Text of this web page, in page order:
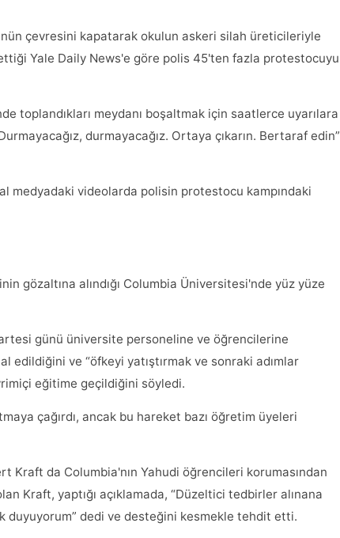
çevresini kapatarak okulun askeri silah üreticileriyle
Yale Daily News'e göre polis 45'ten fazla protestocuyu
toplandıkları meydanı boşaltmak için saatlerce uyarılara
durmayacağız. Ortaya çıkarın. Bertaraf edin”
medyadaki videolarda polisin protestocu kampındaki
gözaltına alındığı Columbia Üniversitesi'nde yüz yüze
günü üniversite personeline ve öğrencilerine
ve “öfkeyi yatıştırmak ve sonraki adımlar
eğitime geçildiğini söyledi.
çağırdı, ancak bu hareket bazı öğretim üyeleri
Kraft da Columbia'nın Yahudi öğrencileri korumasından
Kraft, yaptığı açıklamada, “Düzeltici tedbirler alınana
duyuyorum” dedi ve desteğini kesmekle tehdit etti.